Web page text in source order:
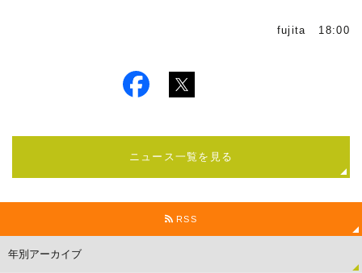
fujita 18:00
ニュース一覧を見る
RSS